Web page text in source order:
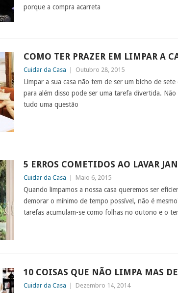
porque a compra acarreta
COMO TER PRAZER EM LIMPAR A
Cuidar da Casa Outubro 28, 2015
Limpar a sua casa não tem de ser um bicho de sete
para além disso pode ser uma tarefa divertida. Não
tudo uma questão
5 ERROS COMETIDOS AO LAVAR
Cuidar da Casa Maio 6, 2015
Quando limpamos a nossa casa queremos ser
demorar o mínimo de tempo possível, não é
tarefas acumulam-se como folhas no outono e o
10 COISAS QUE NÃO LIMPA MAS
Cuidar da Casa Dezembro 14, 2014